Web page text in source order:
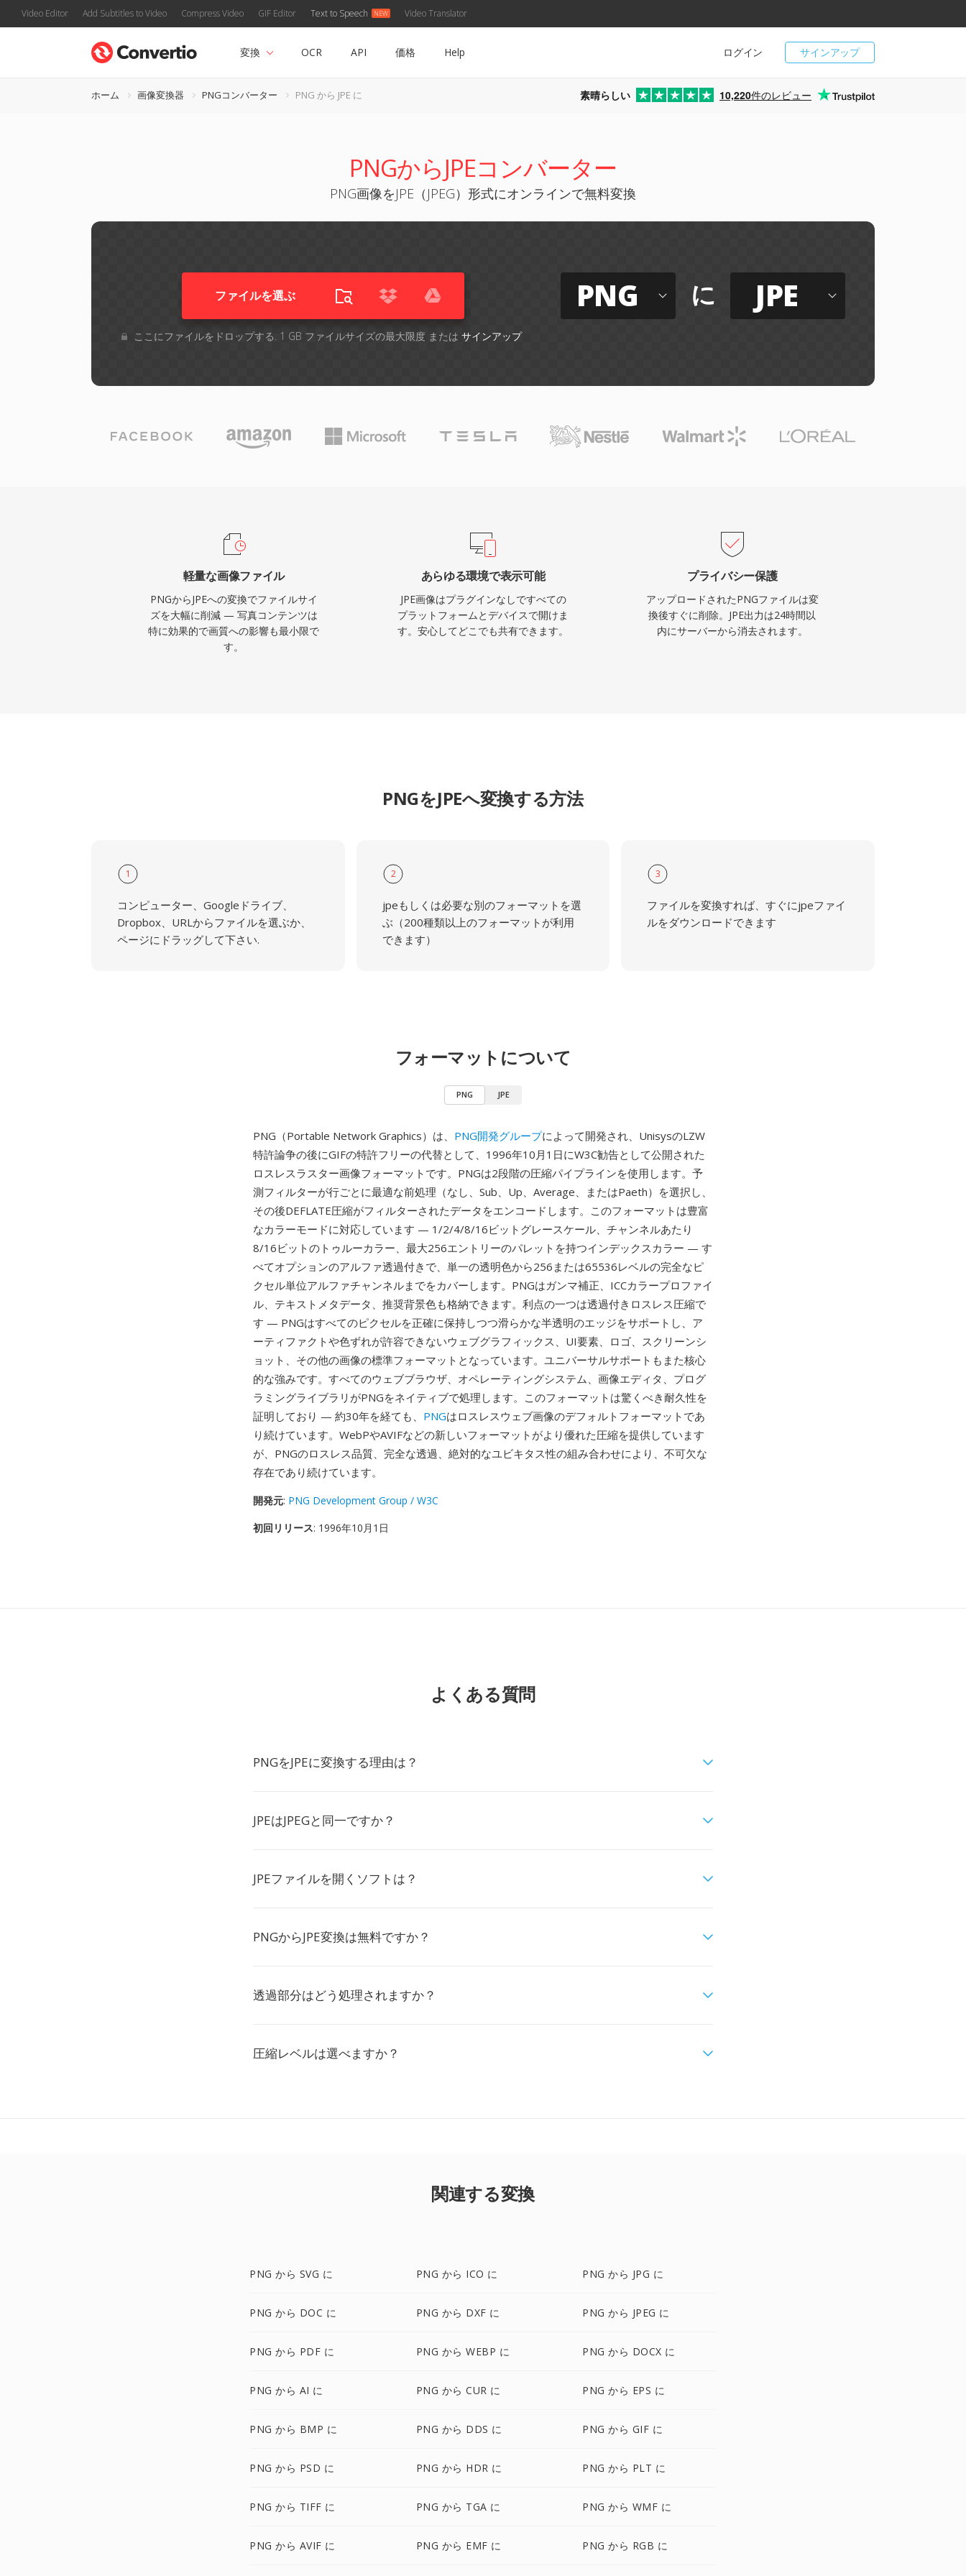
Video Editor Add Subtitles to Video Compress Video GIF Editor Text to Speech Video Translator
サインアップ
ログイン
変換 OCR API 価格 Help
ホーム 画像変換器 PNGコンバーター PNG から JPE に 素晴らしい 10,220件のレビュー
PNGからJPEコンバーター
PNG画像をJPE（JPEG）形式にオンラインで無料変換
ファイルを選ぶ
ここにファイルをドロップする. 1 GB ファイルサイズの最大限度 または サインアップ
PNG に JPE
軽量な画像ファイル
PNGからJPEへの変換でファイルサイ
ズを大幅に削減 — 写真コンテンツは
特に効果的で画質への影響も最小限で
す。
あらゆる環境で表示可能
JPE画像はプラグインなしですべての
プラットフォームとデバイスで開けま
す。安心してどこでも共有できます。
プライバシー保護
アップロードされたPNGファイルは変
換後すぐに削除。JPE出力は24時間以
内にサーバーから消去されます。
PNGをJPEへ変換する方法
1
コンピューター、Googleドライブ、
Dropbox、URLからファイルを選ぶか、
ページにドラッグして下さい.
2
jpeもしくは必要な別のフォーマットを選
ぶ（200種類以上のフォーマットが利用
できます）
3
ファイルを変換すれば、すぐにjpeファイ
ルをダウンロードできます
フォーマットについて
PNG JPE
PNG（Portable Network Graphics）は、 PNG開発グループによって開発され、UnisysのLZW
特許論争の後にGIFの特許フリーの代替として、1996年10月1日にW3C勧告として公開された
ロスレスラスター画像フォーマットです。PNGは2段階の圧縮パイプラインを使用します。予
測フィルターが行ごとに最適な前処理（なし、Sub、Up、Average、またはPaeth）を選択し、
その後DEFLATE圧縮がフィルターされたデータをエンコードします。このフォーマットは豊富
なカラーモードに対応しています — 1/2/4/8/16ビットグレースケール、チャンネルあたり
8/16ビットのトゥルーカラー、最大256エントリーのパレットを持つインデックスカラー — す
べてオプションのアルファ透過付きで、単一の透明色から256または65536レベルの完全なピ
クセル単位アルファチャンネルまでをカバーします。PNGはガンマ補正、ICCカラープロファイ
ル、テキストメタデータ、推奨背景色も格納できます。利点の一つは透過付きロスレス圧縮で
す — PNGはすべてのピクセルを正確に保持しつつ滑らかな半透明のエッジをサポートし、ア
ーティファクトや色ずれが許容できないウェブグラフィックス、UI要素、ロゴ、スクリーンシ
ョット、その他の画像の標準フォーマットとなっています。ユニバーサルサポートもまた核心
的な強みです。すべてのウェブブラウザ、オペレーティングシステム、画像エディタ、プログ
ラミングライブラリがPNGをネイティブで処理します。このフォーマットは驚くべき耐久性を
証明しており — 約30年を経ても、 PNGはロスレスウェブ画像のデフォルトフォーマットであ
り続けています。WebPやAVIFなどの新しいフォーマットがより優れた圧縮を提供しています
が、PNGのロスレス品質、完全な透過、絶対的なユビキタス性の組み合わせにより、不可欠な
存在であり続けています。
開発元: PNG Development Group / W3C
初回リリース: 1996年10月1日
よくある質問
PNGをJPEに変換する理由は？
JPEはJPEGと同一ですか？
JPEファイルを開くソフトは？
PNGからJPE変換は無料ですか？
透過部分はどう処理されますか？
圧縮レベルは選べますか？
関連する変換
PNG から SVG に PNG から ICO に PNG から JPG に
PNG から DOC に PNG から DXF に PNG から JPEG に
PNG から PDF に PNG から WEBP に PNG から DOCX に
PNG から AI に PNG から CUR に PNG から EPS に
PNG から BMP に PNG から DDS に PNG から GIF に
PNG から PSD に PNG から HDR に PNG から PLT に
PNG から TIFF に PNG から TGA に PNG から WMF に
PNG から AVIF に PNG から EMF に PNG から RGB に